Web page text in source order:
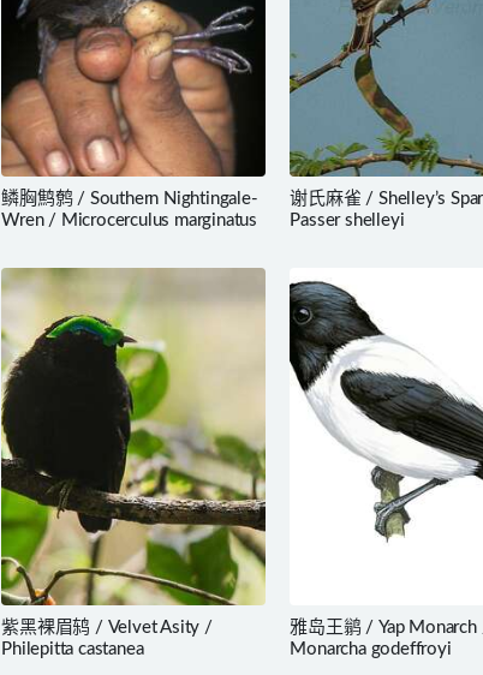
鳞胸鹪鹩 / Southern Nightingale-
Wren / Microcerculus marginatus
谢氏麻雀 / Shelley’s
Passer shelleyi
紫黑裸眉鸫 / Velvet Asity /
Philepitta castanea
雅岛王鹟 / Yap Monarch
Monarcha godeffroyi